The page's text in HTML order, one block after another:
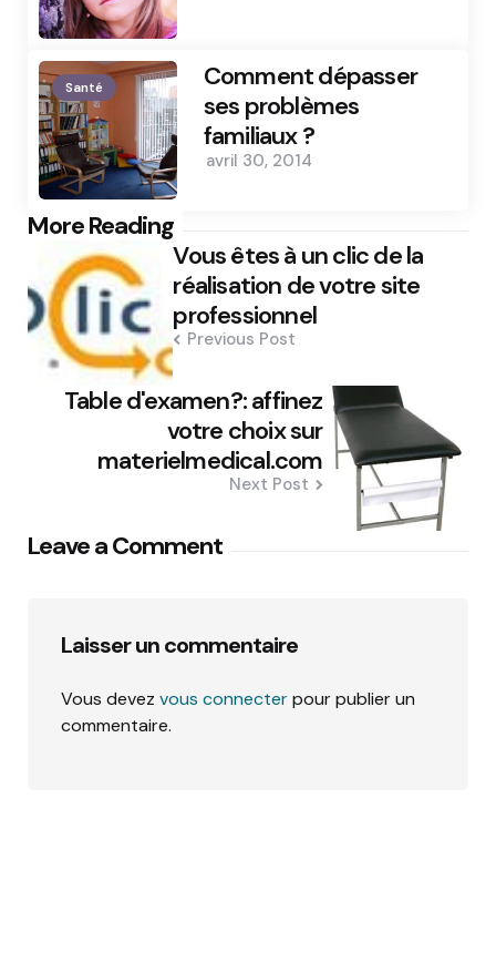
Santé
Comment dépasser
ses problèmes
familiaux ?
avril 30, 2014
More Reading
Post
navigation
Vous êtes à un clic de la
réalisation de votre site
professionnel
Previous Post
Table d'examen?: affinez
votre choix sur
materielmedical.com
Next Post
Leave a Comment
Laisser un commentaire
Vous devez vous connecterpour publier un
commentaire.